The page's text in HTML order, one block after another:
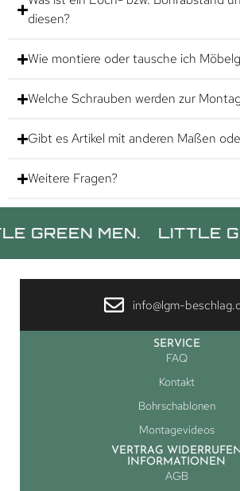
diesen?
Wie montiere oder tausche ich
Welche Schrauben werden zur
Gibt es Artikel mit anderen Maßen
Weitere Fragen?
MEN. LITTLE GREEN
info@lgm-
SERVICE
FAQ
Kontakt
Bohrschablonen
Montagevideos
VERTRAG
INFORMATIONEN
AGB